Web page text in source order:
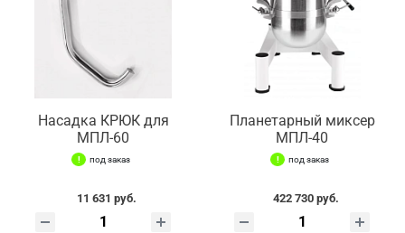
Насадка КРЮК для
МПЛ-60
под заказ
11 631 руб.
Планетарный миксер
МПЛ-40
под заказ
422 730 руб.